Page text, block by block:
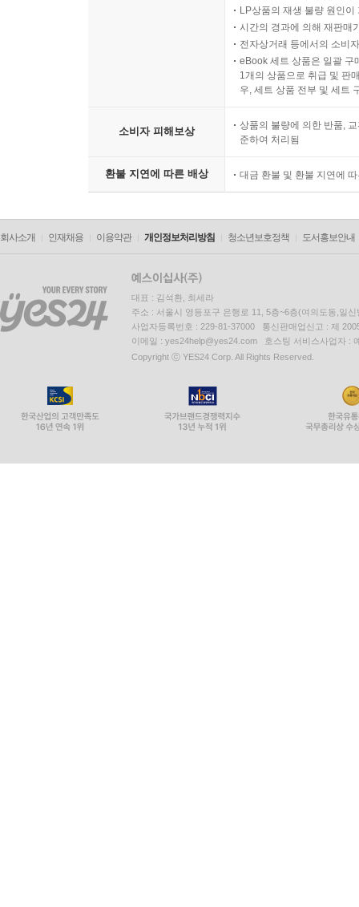
LP상품의 재생 불량 원인
시간의 경과에 의해 재판매
전자상거래 등에서의 소비
eBook 세트 상품은 일괄 구
1개의 상품으로 취급 및 판
우, 세트 상품 전부 및 세트
소비자 피해보상
상품의 불량에 의한 반품,
준하여 처리됨
환불 지연에 따른 배상 대금 환불 및 환불 지연에
회사소개 인재채용 이용약관 개인정보처리방침 청소년보호정책 도서홍보안내
대표 : 김석환, 최세라
주소 : 서울시 영등포구 은행로 11, 5층~6층(여의도동,일신
사업자등록번호 : 229-81-37000 통신판매업신고 : 제
이메일 : yes24help@yes24.com 호스팅 서비스사업자 :
Copyright ⓒ YES24 Corp. All Rights Reserved.